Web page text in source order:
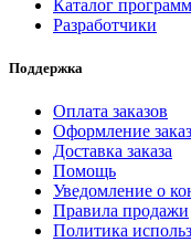
Каталог программ
Разработчики
Поддержка
Оплата заказов
Оформление
Доставка заказа
Помощь
Уведомление о
Правила продажи
Политика